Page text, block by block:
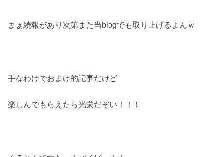
まぁ続報があり次第また当blogでも取り上げるよんｗ
手なわけでおまけ的記事だけど
楽しんでもらえたら光栄だぞい！！！